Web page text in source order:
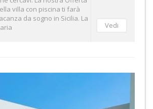
villa con piscina ti farà
da sogno in Sicilia. La